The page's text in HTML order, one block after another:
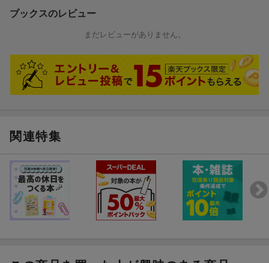
ブックスのレビュー
まだレビューがありません。
関連特集